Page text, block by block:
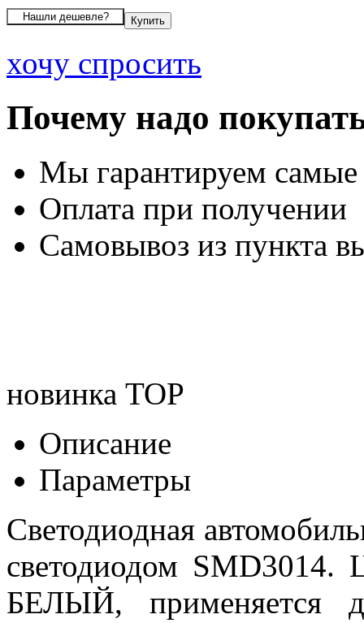
хочу спросить
Почему надо
Мы гарантируем
Оплата при получении
Самовывоз из пункта
новинка TOP
Описание
Параметры
Светодиодная
светодиодом SMD3014.
БЕЛЫЙ, применяется